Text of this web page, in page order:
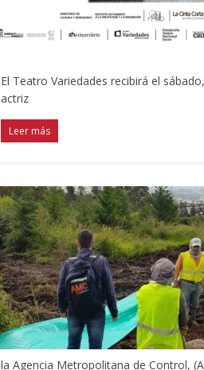
El Teatro Variedades recibirá el
actriz
Leer más
la Agencia Metropolitana de Control,